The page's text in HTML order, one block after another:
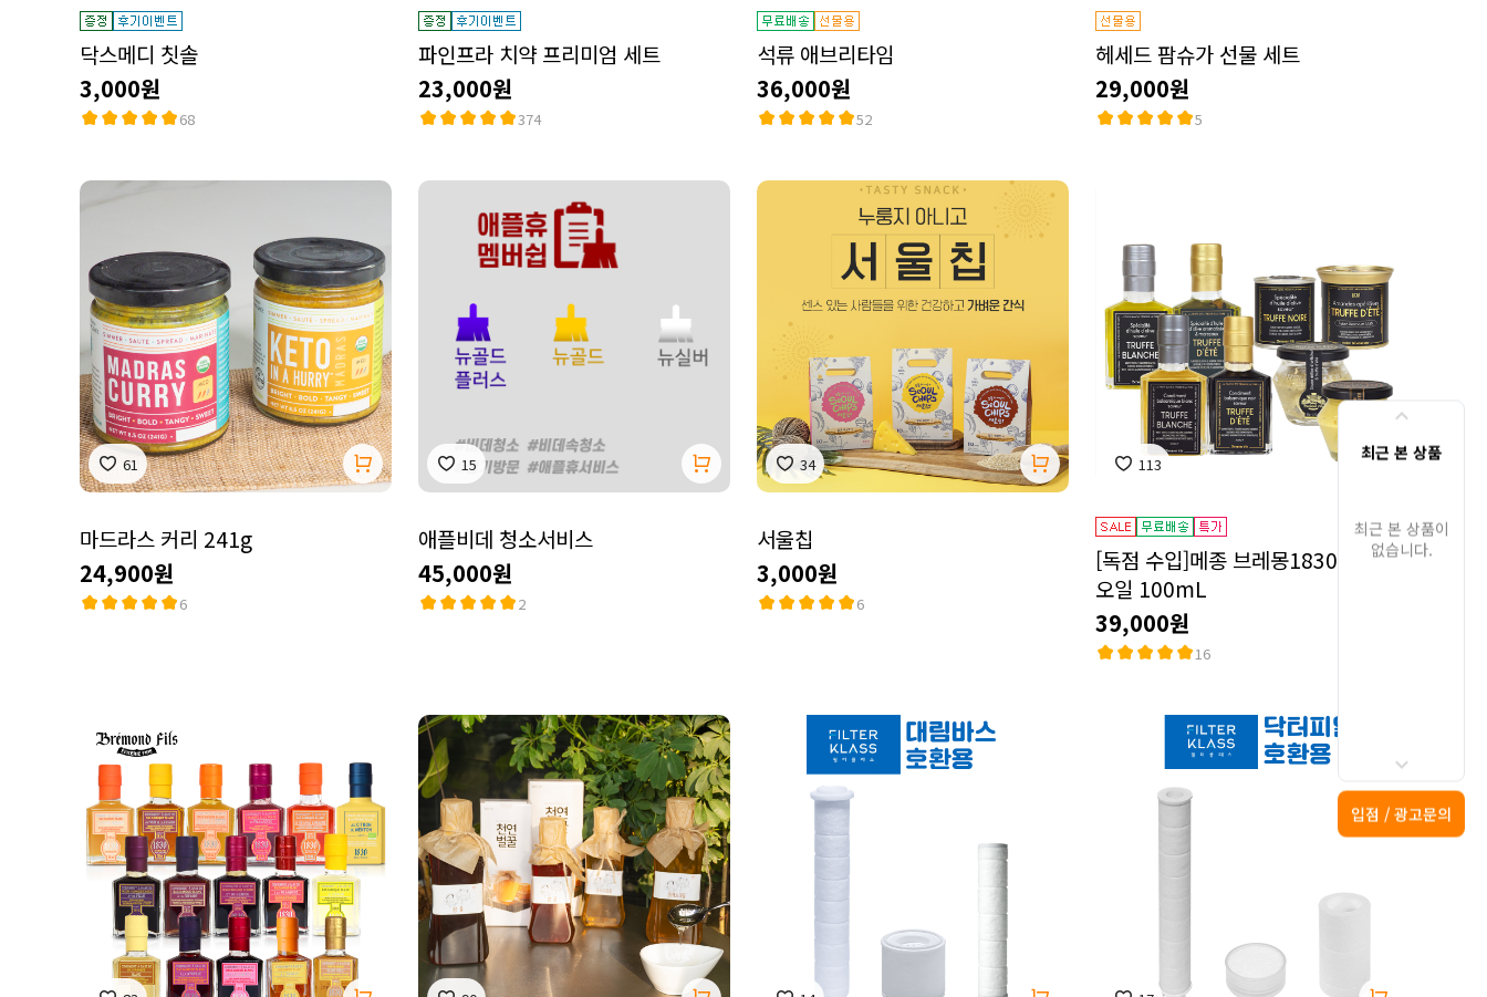
닥스메디 칫솔
3,000원
68
파인프라 치약 프리미엄 세트
23,000원
374
석류 애브리타임
36,000원
52
헤세드 팜슈가 선물 세트
29,000원
5
61
마드라스 커리 241g
24,900원
6
15
애플비데 청소서비스
45,000원
2
34
서울칩
3,000원
6
113
[독점 수입]메종 브레몽1830 트러플
오일 100mL
39,000원
16
최근 본 상품
최근 본 상품이
없습니다.
입점 / 광고문의